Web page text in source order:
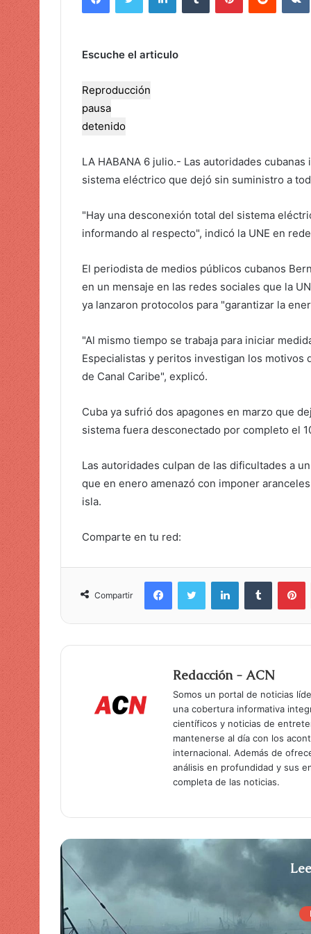
e
o
l
e
ó
n
c
o
Escuche el articulo
Reproducción
pausa
detenido
LA HABANA 6 julio.- Las autoridades
sistema eléctrico que dejó sin suministro a
"Hay una desconexión total del sistema
informando al respecto", indicó la UNE en
El periodista de medios públicos cubanos
en un mensaje en las redes sociales que la
ya lanzaron protocolos para "garantizar la
"Al mismo tiempo se trabaja para iniciar
Especialistas y peritos investigan los motivos
de Canal Caribe", explicó.
Cuba ya sufrió dos apagones en marzo que
sistema fuera desconectado por completo el
Las autoridades culpan de las dificultades a
que en enero amenazó con imponer
isla.
Comparte en tu red:
Compartir
Redacción - ACN
Somos un portal de noticias
una cobertura informativa
científicos y noticias de
mantenerse al día con los
internacional. Además de
análisis en profundidad y sus
completa de las noticias.